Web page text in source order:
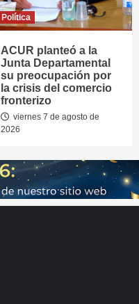
Política
ACUR planteó a la
Junta Departamental
su preocupación por
la crisis del comercio
fronterizo
viernes 7 de agosto de
2026